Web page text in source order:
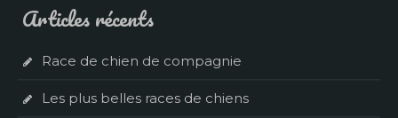
Articles récents
Race de chien de compagnie
Les plus belles races de chiens